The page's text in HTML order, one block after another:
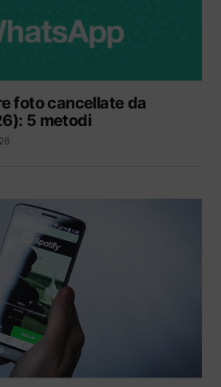
foto cancellate da
5 metodi